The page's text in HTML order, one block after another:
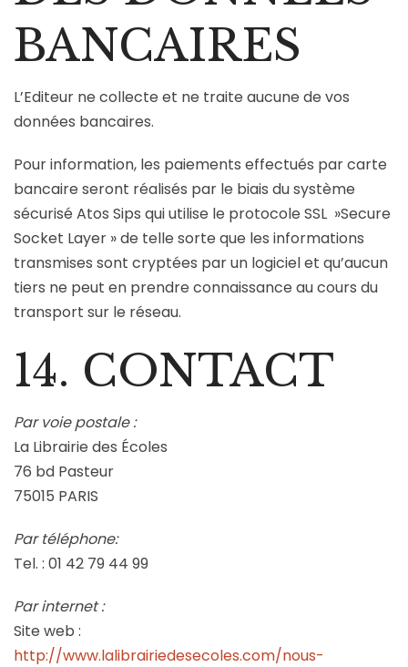
BANCAIRES
L’Editeur ne collecte et ne traite aucune de vos
données bancaires.
Pour information, les paiements effectués par carte
bancaire seront réalisés par le biais du système
sécurisé Atos Sips qui utilise le protocole SSL »Secure
Socket Layer » de telle sorte que les informations
transmises sont cryptées par un logiciel et qu’aucun
tiers ne peut en prendre connaissance au cours du
transport sur le réseau.
14. CONTACT
Par voie postale :
La Librairie des Écoles
76 bd Pasteur
75015 PARIS
Par téléphone:
Tel. : 01 42 79 44 99
Par internet :
Site web :
http://www.lalibrairiedesecoles.com/nous-